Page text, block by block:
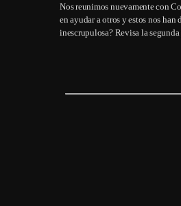
Nos reunimos nuevamente con
en ayudar a otros y estos nos
inescrupulosa? Revisa la